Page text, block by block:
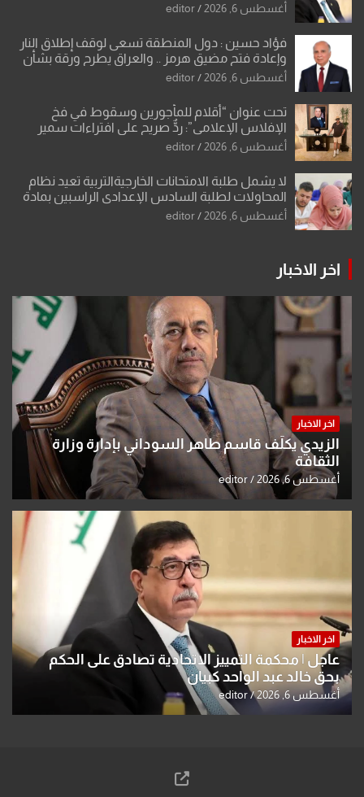
أغسطس 6, 2026 editor
فؤاد حسين : دول المنطقة تسعى لوقف إطلاق النار
وإعادة فتح مضيق هرمز .. والعراق يطرح ورقة بشأن
تحولات القدس
أغسطس 6, 2026 editor
تحت عنوان “أقلام للمأجورين وسقوط في فخ
الإفلاس الإعلامي”: ردٌّ صريح على افتراءات سمير
الشكرجي
أغسطس 6, 2026 editor
لا يشمل طلبة الامتحانات الخارجيةالتربية تعيد نظام
المحاولات لطلبة السادس الإعدادي الراسبين بمادة
أو مادتين
أغسطس 6, 2026 editor
اخر الاخبار
اخر الاخبار
الزيدي يكلّف قاسم طاهر السوداني بإدارة وزارة
الثقافة
أغسطس 6, 2026 editor
اخر الاخبار
عاجل | محكمة التمييز الاتحادية تصادق على الحكم
بحق خالد عبد الواحد كبيان
أغسطس 6, 2026 editor